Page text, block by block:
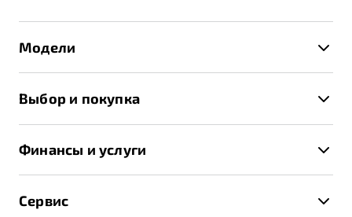
Модели
X70
Выбор и покупка
Записаться на тест-драйв
Финансы и услуги
Сервис